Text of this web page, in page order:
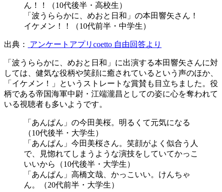
ん！！（10代後半・高校生）
「波うららかに、めおと日和」の本田響矢さん！
イケメン！！（10代前半・中学生）
出典： アンケートアプリcoetto 自由回答より
「波うららかに、めおと日和」に出演する本田響矢さんに対
しては、健気な役柄や笑顔に癒されているという声のほか、
「イケメン！」というストレートな賞賛も目立ちました。役
柄である帝国海軍中尉・江端瀧昌としての姿に心を奪われて
いる視聴者も多いようです。
「あんぱん」の今田美桜。明るくて元気になる
（10代後半・大学生）
「あんぱん」今田美桜さん。笑顔がよく似合う人
で、見惚れてしまうような演技をしていてかっこ
いいから（10代後半・大学生）
「あんぱん」高橋文哉、かっこいい。けんちゃ
ん。（20代前半・大学生）